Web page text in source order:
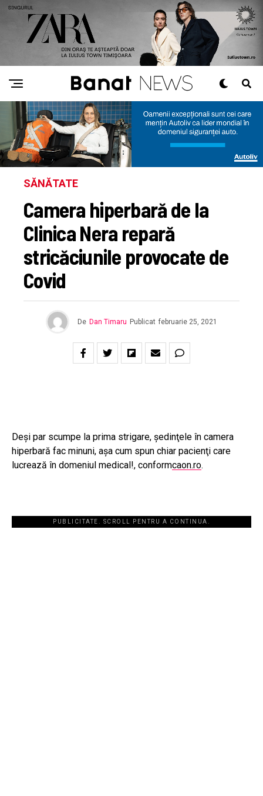
SĂNĂTATE
Camera hiperbară de la
Clinica Nera repară
stricăciunile provocate de
Covid
De Dan Timaru Publicat februarie 25, 2021
Deşi par scumpe la prima strigare, şedinţele în camera
hiperbară fac minuni, aşa cum spun chiar pacienţi care
lucrează în domeniul medical!, conformcaon.ro.
PUBLICITATE. SCROLL PENTRU A CONTINUA.